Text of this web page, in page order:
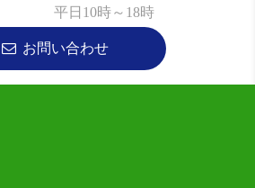
平日10時～18時
お問い合わせ